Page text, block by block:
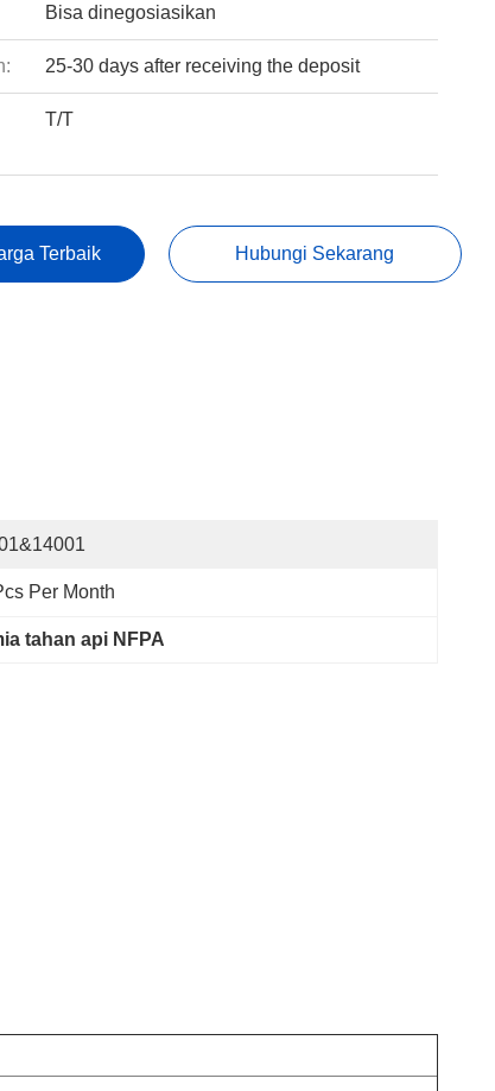
Bisa dinegosiasikan
25-30 days after receiving the deposit
T/T
Terbaik Hubungi Sekarang
Per Month
tahan api NFPA